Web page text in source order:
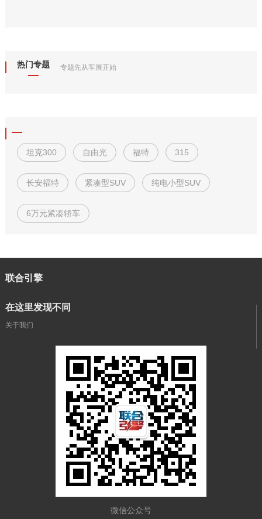
热门专题 专题先从车展开始
坦克300 自由光 福特 315
长安福特 紧凑型SUV 纯电小型SUV
6万元紧凑轿车
联合引擎
在这里发现不同
关于我们
微信公众号